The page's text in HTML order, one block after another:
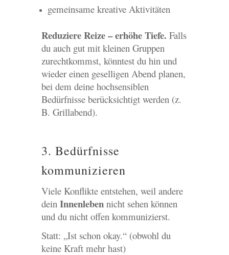
gemeinsame kreative Aktivitäten
Reduziere Reize – erhöhe Tiefe. Falls
du auch gut mit kleinen Gruppen
zurechtkommst, könntest du hin und
wieder einen geselligen Abend planen,
bei dem deine hochsensiblen
Bedürfnisse berücksichtigt werden (z.
B. Grillabend).
3. Bedürfnisse
kommunizieren
Viele Konflikte entstehen, weil andere
dein Innenlebennicht sehen können
und du nicht offen kommunizierst.
Statt: „Ist schon okay.“ (obwohl du
keine Kraft mehr hast)